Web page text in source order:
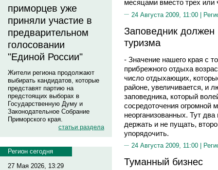
приморцев уже
приняли участие в
предварительном
голосовании
"Единой России"
Жители региона продолжают
выбирать кандидатов, которые
представят партию на
предстоящих выборах в
Государственную Думу и
Законодательное Собрание
Приморского края.
статьи раздела
Регион сегодня
27 Мая 2026, 13:29
месяцами вместо трех или
24 Августа 2009, 11:00 |
Заповедник
туризма
- Значение нашего края с
прибрежного отдыха
число отдыхающих,
районе, увеличивается, и
заповедника, который
сосредоточения огромной
неорганизованных. Тут
держать и не пущать,
упорядочить.
24 Августа 2009, 11:00 |
Туманный бизнес